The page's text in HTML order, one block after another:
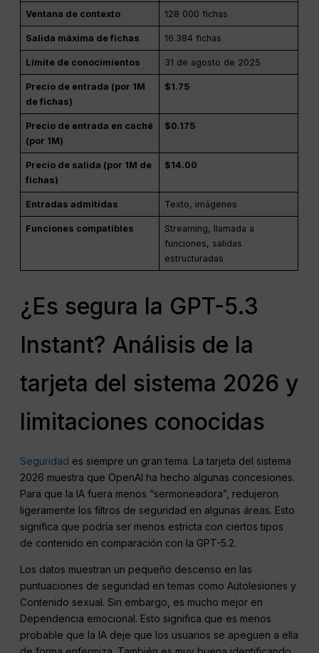
Ventana de contexto 128 000 fichas
Salida máxima de fichas 16.384 fichas
Límite de conocimientos 31 de agosto de 2025
Precio de entrada (por 1M
de fichas)
$1.75
Precio de entrada en caché
(por 1M)
$0.175
Precio de salida (por 1M de
fichas)
$14.00
Entradas admitidas Texto, imágenes
Funciones compatibles
Streaming, llamada a
funciones, salidas
estructuradas
¿Es segura la GPT-5.3
Instant? Análisis de la
tarjeta del sistema 2026 y
limitaciones conocidas
Seguridad es siempre un gran tema. La tarjeta del sistema
2026 muestra que OpenAI ha hecho algunas concesiones.
Para que la IA fuera menos “sermoneadora”, redujeron
ligeramente los filtros de seguridad en algunas áreas. Esto
significa que podría ser menos estricta con ciertos tipos
de contenido en comparación con la GPT-5.2.
Los datos muestran un pequeño descenso en las
puntuaciones de seguridad en temas como Autolesiones y
Contenido sexual. Sin embargo, es mucho mejor en
Dependencia emocional. Esto significa que es menos
probable que la IA deje que los usuarios se apeguen a ella